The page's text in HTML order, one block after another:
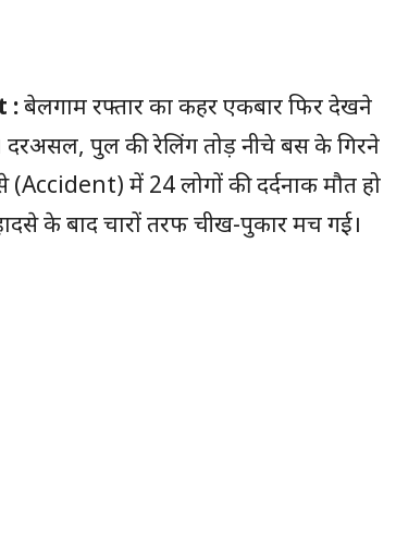
:बेलगाम रफ्तार का कहर एकबार फिर देखने
दरअसल, पुल की रेलिंग तोड़ नीचे बस के गिरने
(Accident) में 24 लोगों की दर्दनाक मौत हो
के बाद चारों तरफ चीख-पुकार मच गई।